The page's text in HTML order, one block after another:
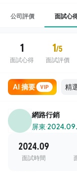
公司評價 面試心
1
面試心得
1/5
面試評價
AI 摘要 VIP
網路行銷
屏東·
2024.09
面試時間